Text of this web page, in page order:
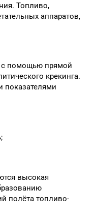
Топливо,
аппаратов,
с помощью прямой
крекинга.
высокая
полёта топливо-